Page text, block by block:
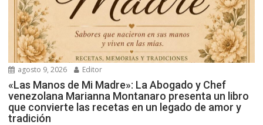
agosto 9, 2026 Editor
«Las Manos de Mi Madre»: La Abogado y Chef
venezolana Marianna Montanaro presenta un libro
que convierte las recetas en un legado de amor y
tradición